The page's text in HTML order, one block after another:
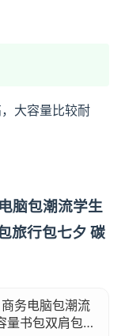
大容量比较耐
脑包潮流学生
旅行包七夕 碳
务电脑包潮流
量书包双肩包旅